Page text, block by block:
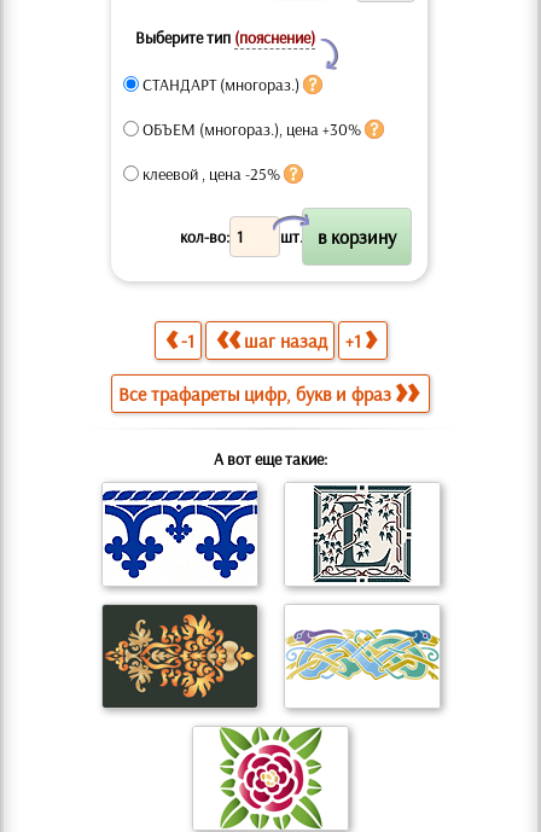
Выберите тип (пояснение)
Y
СТАНДАРТ (многораз.)
ОБЪЕМ (многораз.), цена +30%
клеевой , цена -25%
кол-во: шт.
X
-1 шаг назад +1
Все трафареты цифр, букв и фраз
А вот еще такие: